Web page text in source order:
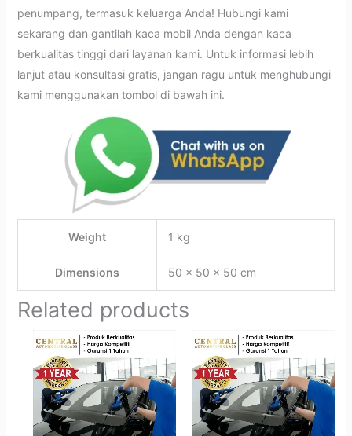
penumpang, termasuk keluarga Anda! Hubungi kami
sekarang dan gantilah kaca mobil Anda dengan kaca
berkualitas tinggi dari layanan kami. Untuk informasi lebih
lanjut atau konsultasi gratis, jangan ragu untuk menghubungi
kami menggunakan tombol di bawah ini.
Weight 1 kg
Dimensions 50 × 50 × 50 cm
Related products